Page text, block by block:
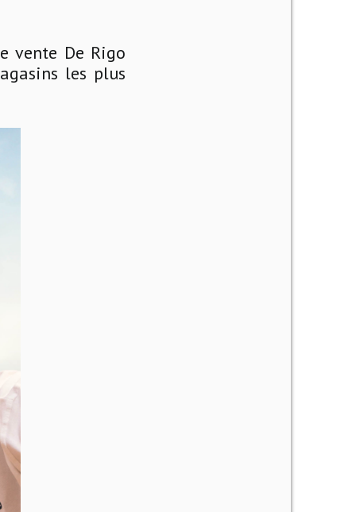
vente De Rigo
les plus